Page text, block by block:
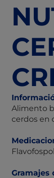
Alimento
cerdos en
Gramajes